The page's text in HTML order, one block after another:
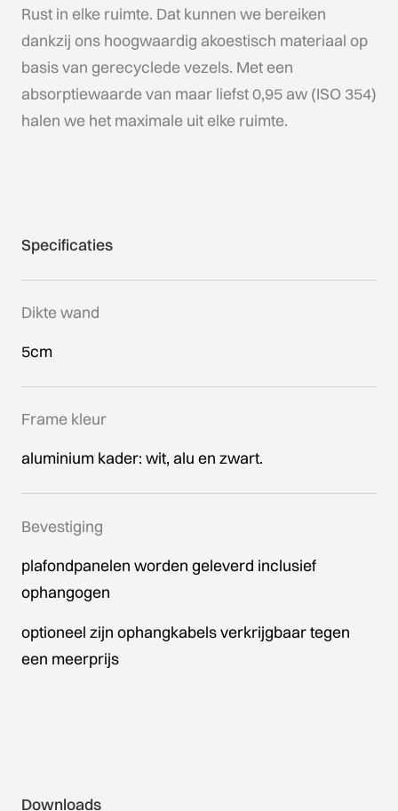
Rust in elke ruimte. Dat kunnen we bereiken
dankzij ons hoogwaardig akoestisch materiaal op
basis van gerecyclede vezels. Met een
absorptiewaarde van maar liefst 0,95 aw (ISO 354)
halen we het maximale uit elke ruimte.
Specificaties
Dikte wand
5cm
Frame kleur
aluminium kader: wit, alu en zwart.
Bevestiging
plafondpanelen worden geleverd inclusief
ophangogen
optioneel zijn ophangkabels verkrijgbaar tegen
een meerprijs
Downloads